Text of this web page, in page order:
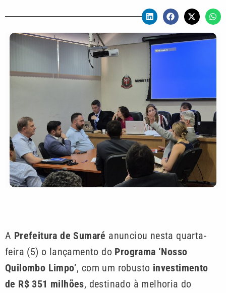
A Prefeitura de Sumaré anunciou nesta quarta-
feira (5) o lançamento do Programa ‘Nosso
Quilombo Limpo’, com um robusto investimento
de R$ 351 milhões, destinado à melhoria do